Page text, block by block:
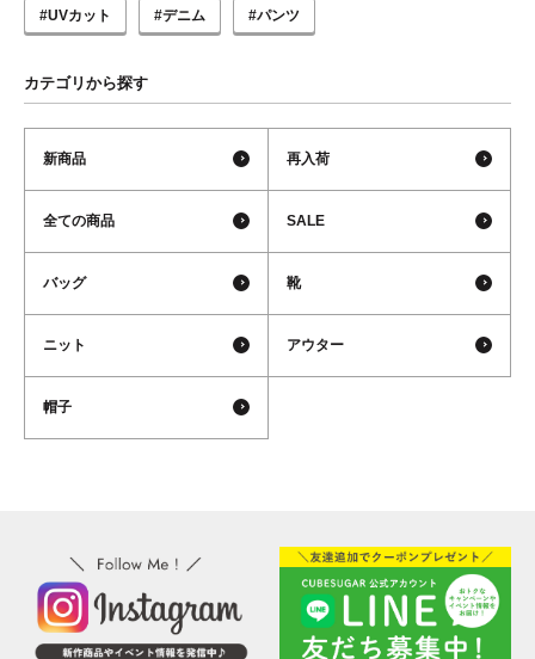
#UVカット #デニム #パンツ
カテゴリから探す
新商品 再入荷
全ての商品 SALE
バッグ 靴
ニット アウター
帽子